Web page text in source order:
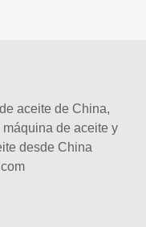
aceite de China,
de aceite y
desde China